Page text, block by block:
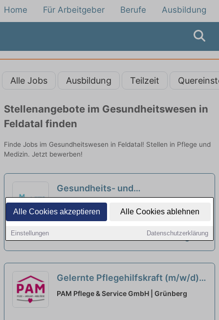
Alle Cookies akzeptieren Alle Cookies ablehnen
Einstellungen Datenschutzerklärung
Home Für Arbeitgeber Berufe Ausbildung
Alle Jobs Ausbildung Teilzeit
Stellenangebote im Gesundheitswesen in
Feldatal finden
Finde Jobs im Gesundheitswesen in Feldatal! Stellen in Pflege und
Medizin. Jetzt bewerben!
Gesundheits- und
Krankenpfleger:in (m/w/d) –
Werden Sie Teil unseres Teams!
AIF Marburg GmbH - Wohngemeinschaft |
Marburg
zum Angebot
Gelernte Pflegehilfskraft (m/w/d) –
Werde Teil unseres Teams! neu
PAM Pflege & Service GmbH | Grünberg